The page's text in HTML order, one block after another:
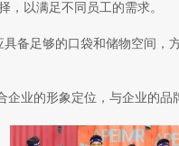
，以满足不同员工的需求。
备足够的口袋和储物空间
业的形象定位，与企业的